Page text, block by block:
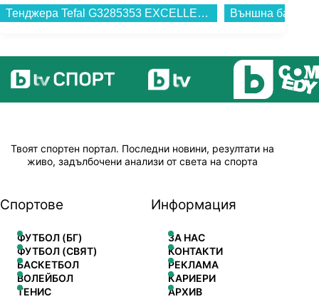
Тенджера Tefal G3285353 EXCELLENCE+ 28см...
Твоят спортен портал. Последни новини, резултати на
живо, задълбочени анализи от света на спорта
Спортове
ФУТБОЛ (БГ)
ФУТБОЛ (СВЯТ)
БАСКЕТБОЛ
ВОЛЕЙБОЛ
ТЕНИС
Информация
ЗА НАС
КОНТАКТИ
РЕКЛАМА
КАРИЕРИ
АРХИВ